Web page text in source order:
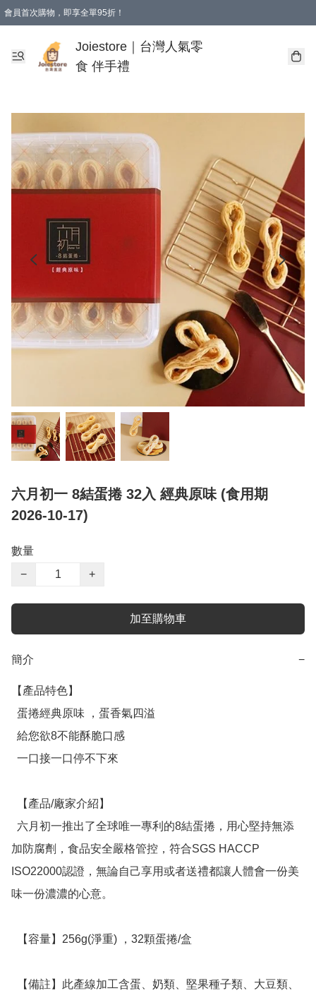
會員首次購物，即享全單95折！
購物滿 HKD 350.00即享免運費優惠！（適用於 本地送貨、本地取貨 )
Joiestore｜台灣人氣零
食 伴手禮
六月初一 8結蛋捲 32入 經典原味 (食用期
2026-10-17)
數量
−
+
加至購物車
簡介 −
【產品特色】
加防腐劑，食品安全嚴格管控，符合SGS HACCP
ISO22000認證，無論自己享用或者送禮都讓人體會一份美
味一份濃濃的心意。